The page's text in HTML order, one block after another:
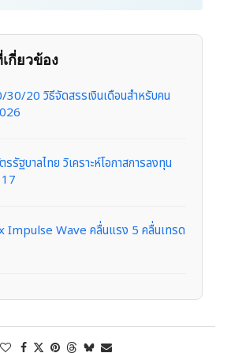
กี่ยวข้อง
30/20 วิธีจัดสรรเงินเดือนสำหรับคน
รัฐบาลไทย วิเคราะห์โอกาสการลงทุน
Impulse Wave คลื่นแรง 5 คลื่นเทรด